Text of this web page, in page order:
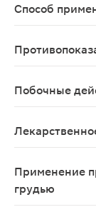
Способ
Побочные
Применение
грудью